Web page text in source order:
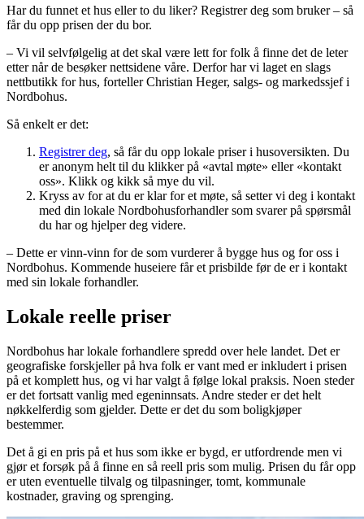
Har du funnet et hus eller to du liker? Registrer deg som bruker – så
får du opp prisen der du bor.
– Vi vil selvfølgelig at det skal være lett for folk å finne det de leter
etter når de besøker nettsidene våre. Derfor har vi laget en slags
nettbutikk for hus, forteller Christian Heger, salgs- og markedssjef i
Nordbohus.
Så enkelt er det:
Registrer deg, så får du opp lokale priser i husoversikten. Du
er anonym helt til du klikker på «avtal møte» eller «kontakt
oss». Klikk og kikk så mye du vil.
Kryss av for at du er klar for et møte, så setter vi deg i kontakt
med din lokale Nordbohusforhandler som svarer på spørsmål
du har og hjelper deg videre.
– Dette er vinn-vinn for de som vurderer å bygge hus og for oss i
Nordbohus. Kommende huseiere får et prisbilde før de er i kontakt
med sin lokale forhandler.
Lokale reelle priser
Nordbohus har lokale forhandlere spredd over hele landet. Det er
geografiske forskjeller på hva folk er vant med er inkludert i prisen
på et komplett hus, og vi har valgt å følge lokal praksis. Noen steder
er det fortsatt vanlig med egeninnsats. Andre steder er det helt
nøkkelferdig som gjelder. Dette er det du som boligkjøper
bestemmer.
Det å gi en pris på et hus som ikke er bygd, er utfordrende men vi
gjør et forsøk på å finne en så reell pris som mulig. Prisen du får opp
er uten eventuelle tilvalg og tilpasninger, tomt, kommunale
kostnader, graving og sprenging.